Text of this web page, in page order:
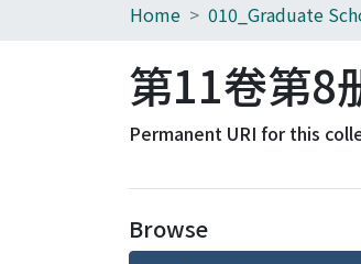
Home
第11卷第8
Permanent URI for this
Browse